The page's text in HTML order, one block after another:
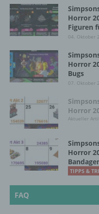
Horror
Figuren
04. Oktober
Horror
Bugs
07. Oktober
Horror
Aktueller
Horror
TIPPS &
FAQ
abgegebene
einer Erklärung
eindeutigen
die betroffene
ist.
Name und Anschrift des
Verantwortlichen
Verantwortlicher im
Grundverordnung,
der Europäischen
Datenschutzgesetze
mit
InnoMobile GmbH
Schlehenweg 20